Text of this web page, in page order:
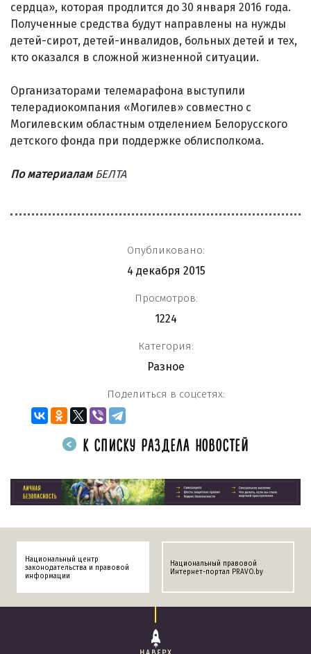
сердца», которая продлится до 30 января 2016 года.
Полученные средства будут направлены на нужды
детей-сирот, детей-инвалидов, больных детей и тех,
кто оказался в сложной жизненной ситуации.
Организаторами телемарафона выступили
телерадиокомпания «Могилев» совместно с
Могилевским областным отделением Белорусского
детского фонда при поддержке облисполкома.
По материалам БЕЛТА
Опубликовано:
4 декабря 2015
Просмотров:
1224
Категория:
Разное
Поделиться в соцсетях:
К СПИСКУ РАЗДЕЛА НОВОСТЕЙ
Национальный центр
законодательства и правовой
информации
Национальный правовой
Интернет-портал PRAVO.by